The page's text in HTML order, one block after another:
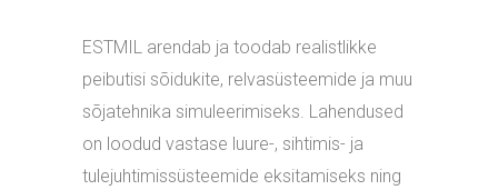
ESTMIL arendab ja toodab realistlikke
peibutisi sõidukite, relvasüsteemide ja muu
sõjatehnika simuleerimiseks. Lahendused
on loodud vastase luure-, sihtimis- ja
tulejuhtimissüsteemide eksitamiseks ning